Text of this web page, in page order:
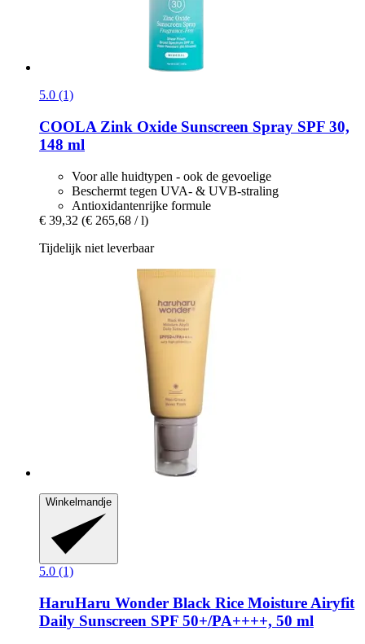
5.0 (1)
COOLA Zink Oxide Sunscreen Spray SPF 30,
148 ml
Voor alle huidtypen - ook de gevoelige
Beschermt tegen UVA- & UVB-straling
Antioxidantenrijke formule
€ 39,32 (€ 265,68 / l)
Tijdelijk niet leverbaar
Winkelmandje
5.0 (1)
HaruHaru Wonder Black Rice Moisture Airyfit
Daily Sunscreen SPF 50+/PA++++, 50 ml